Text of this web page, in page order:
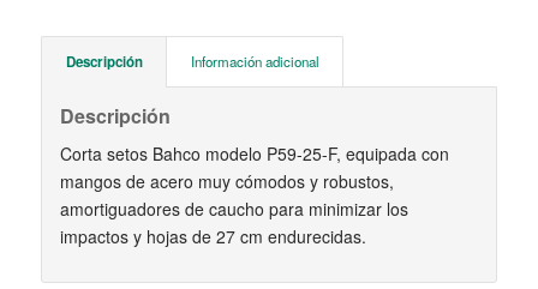
Descripción Información adicional
Descripción
Corta setos Bahco modelo P59-25-F, equipada con
mangos de acero muy cómodos y robustos,
amortiguadores de caucho para minimizar los
impactos y hojas de 27 cm endurecidas.